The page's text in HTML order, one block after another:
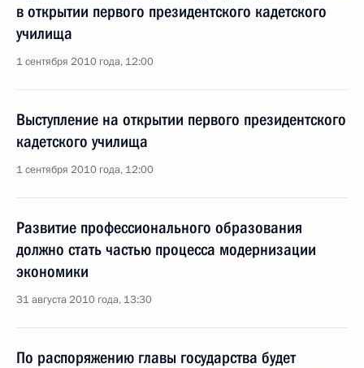
в открытии первого президентского кадетского
училища
1 сентября 2010 года, 12:00
Выступление на открытии первого президентского
кадетского училища
1 сентября 2010 года, 12:00
Развитие профессионального образования
должно стать частью процесса модернизации
экономики
31 августа 2010 года, 13:30
По распоряжению главы государства будет